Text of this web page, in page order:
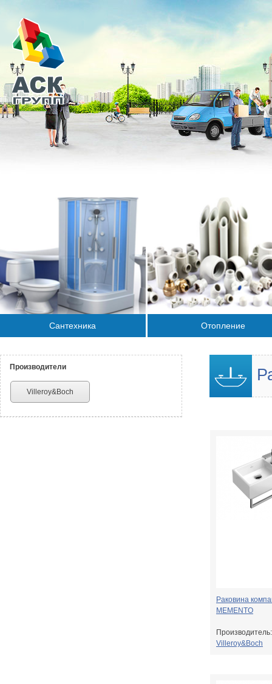
Сантехника Отопление
Раковина
MEMENTO
Производитель:
Villeroy&Boch
Производители
Villeroy&Boch